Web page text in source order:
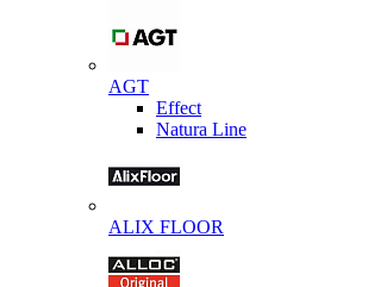
AGT
Effect
Natura Line
ALIX FLOOR